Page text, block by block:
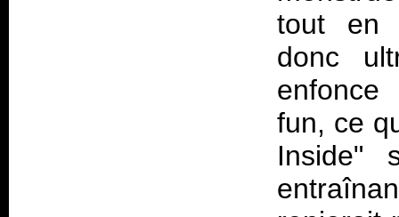
tout en
donc
fun, ce
Inside"